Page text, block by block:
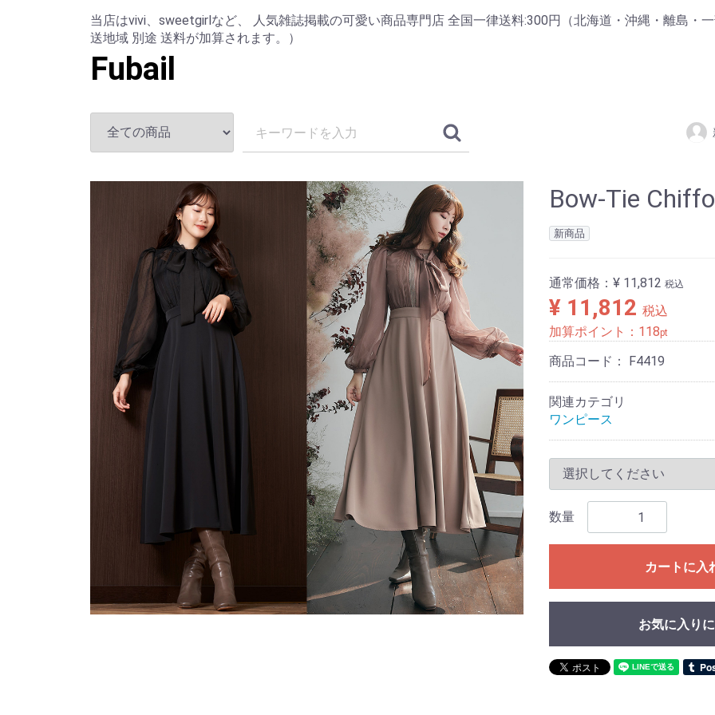
当店はvivi、sweetgirlなど、 人気雑誌掲載の可愛い商品専門店 全国一律送料:300円（北海道・沖縄・離島・
送地域 別途 送料が加算されます。）
Fubail
Bow-Tie
新商品
通常価格： ¥ 11,812 税込
¥ 11,812 税込
加算ポイント： 118pt
商品コード： F4419
関連カテゴリ
ワンピース
数量
カートに入
お気に入り